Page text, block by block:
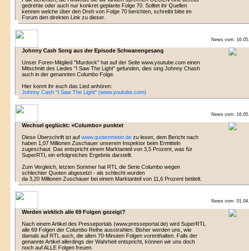
gedrehte oder auch nur konkret geplante Folge 70. Solltet ihr Quellen
kennen welche über den Dreh von Folge 70 berichten, schreibt bitte im
Forum den direkten Link zu dieser.
News vom:
Johnny Cash Song aus der Episode Schwanengesang
Unser Foren-Mitglied "Murdock" hat auf der Seite www.youtube.com einen
Mitschnitt des Liedes "I Saw The Light" gefunden, dies sing Johnny Chash
auch in der genannten Columbo Folge.
Hier konnt ihr euch das Lied anhören:
Johnny Cash "I Saw The Light" (www.youtube.com)
News vom:
Wechsel geglückt: «Columbo» punktet
Diese Überschrift ist auf www.quotenmeter.dezu lesen, dem Bericht nach
haben 1,07 Millionen Zuschauer unserem Inspektor beim Ermitteln
zugeschaut. Das entspricht einem Marktanteil von 3,5 Prozent, was für
SuperRTL ein erfolgreiches Ergebnis darstellt.
Zum Vergleich, letzten Sommer hat RTL die Serie Columbo wegen
schlechter Quoten abgesetzt - als schlecht wurden
da 3,20 Millionen Zuschauer bei einem Marktanteil von 11,6 Prozent betitelt.
News vom:
Werden wirklich alle 69 Folgen gezeigt?
Nach einem Artikel des Presseportals (www.presseportal.de) wird SuperRTL
alle 69 Folgen der Columbo Reihe ausstrahlen. Bisher werden uns, wie
damals auf RTL auch, die alten 70-Minuten Folgen vorenthalten. Falls der
genannte Artikel allerdings der Wahrheit entspricht, können wir uns doch
noch auf ALLE Folgen freuen.